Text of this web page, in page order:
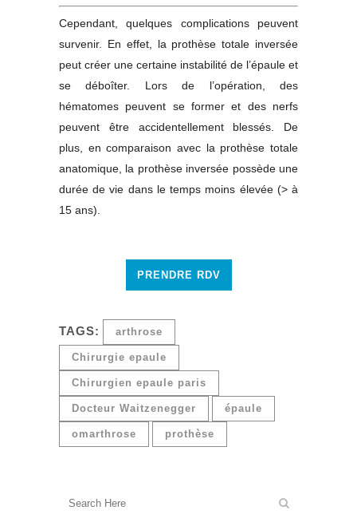
Cependant, quelques complications peuvent
survenir. En effet, la prothèse totale inversée
peut créer une certaine instabilité de l’épaule et
se déboîter. Lors de l’opération, des
hématomes peuvent se former et des nerfs
peuvent être accidentellement blessés. De
plus, en comparaison avec la prothèse totale
anatomique, la prothèse inversée possède une
durée de vie dans le temps moins élevée (> à
15 ans).
PRENDRE RDV
TAGS: arthrose
Chirurgie epaule
Chirurgien epaule paris
Docteur Waitzenegger épaule
omarthrose prothèse